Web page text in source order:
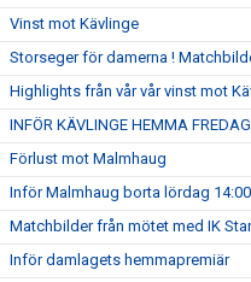
Vinst mot Kävlinge
Storseger för damerna !
Highlights från vår vår vinst mot
INFÖR KÄVLINGE HEMMA
Förlust mot Malmhaug
Inför Malmhaug borta lördag 14:00
Matchbilder från mötet med IK
Inför damlagets hemmapremiär